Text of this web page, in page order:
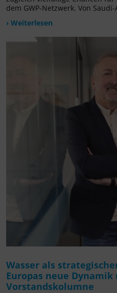
dem GWP-Netzwerk. Von
› Weiterlesen
Wasser als
Europas neue
Vorstandskolumne